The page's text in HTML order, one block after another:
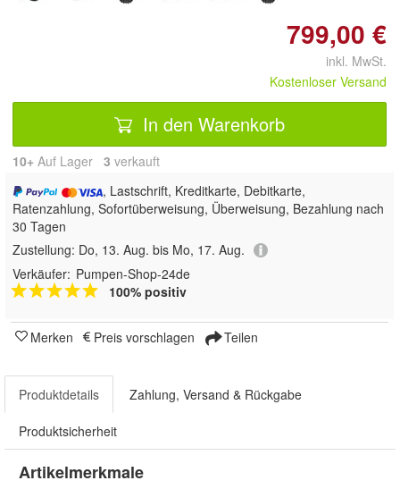
799,00 €
inkl. MwSt.
Kostenloser Versand
In den Warenkorb
10+ Auf Lager 3 verkauft
, Lastschrift, Kreditkarte, Debitkarte,
Ratenzahlung, Sofortüberweisung, Überweisung, Bezahlung nach
30 Tagen
Zustellung: Do, 13. Aug. bis Mo, 17. Aug.
Verkäufer: Pumpen-Shop-24de
100% positiv
Merken Preis vorschlagen Teilen
Produktdetails Zahlung, Versand & Rückgabe
Produktsicherheit
Artikelmerkmale